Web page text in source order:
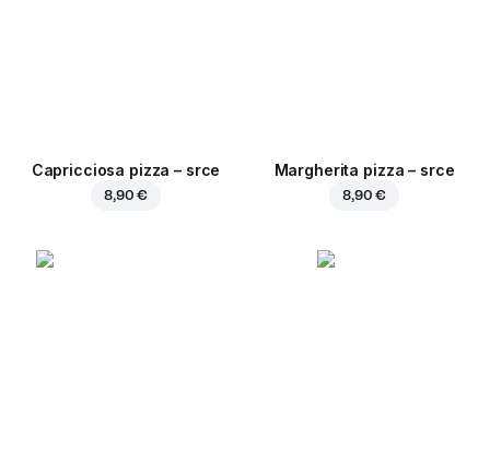
Capricciosa pizza – srce
8,90 €
Margherita pizza – srce
8,90 €